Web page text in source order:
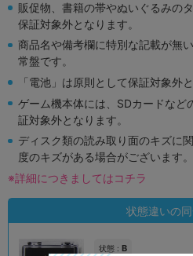
販促物、書籍の帯やぬいぐるみの
保証対象外となります。
商品名や備考欄に特別な記載が無
常盤です。
「電池」は原則として保証対象外
ゲーム機本体には、SDカードなど
証対象外となります。
ディスク類の読み取り面のキズに
度のキズがある場合がございます。
※詳細につきましてはコチラ
状態違いの
状態 : B